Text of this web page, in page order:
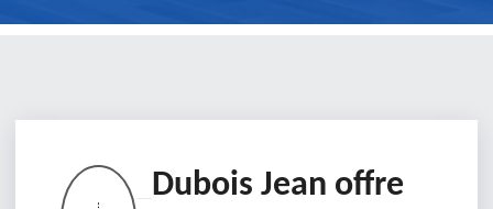
Dubois Jean offre